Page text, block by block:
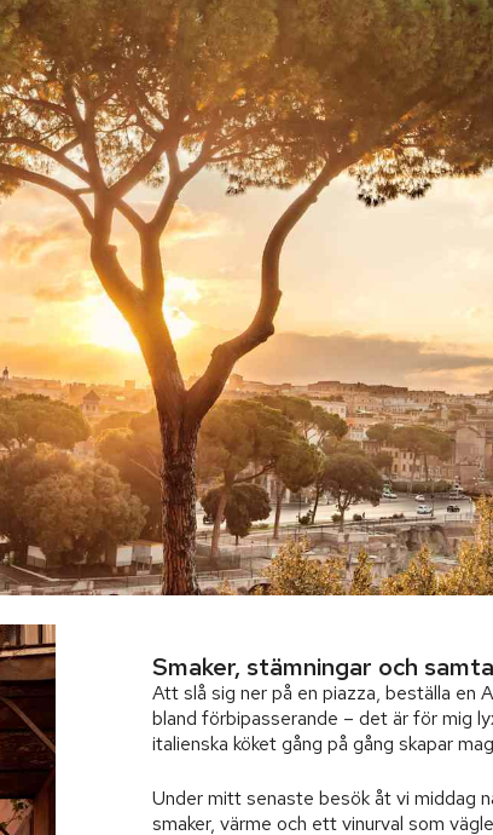
Smaker, stämningar och
Att slå sig ner på en piazza, beställa en
bland förbipasserande – det är för mig
italienska köket gång på gång skapar
Under mitt senaste besök åt vi middag
smaker, värme och ett vinurval som